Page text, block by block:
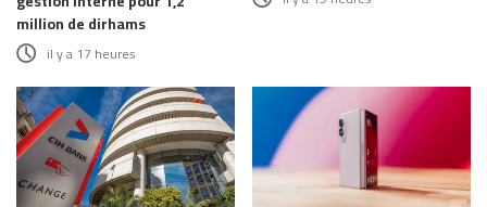
million de dirhams
il y a 17 heures